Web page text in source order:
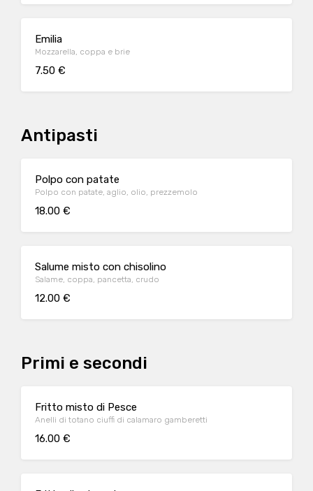
Emilia
Mozzarella, coppa e brie
7.50 €
Antipasti
Polpo con patate
Polpo con patate, aglio, olio, prezzemolo
18.00 €
Salume misto con chisolino
Salame, coppa, pancetta, crudo
12.00 €
Primi e secondi
Fritto misto di Pesce
Anelli di totano ciuffi di calamaro gamberetti
16.00 €